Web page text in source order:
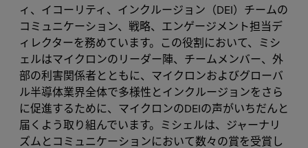
ィ、イコーリティ、インクルージョン（DEI）チームの
コミュニケーション、戦略、エンゲージメント担当デ
ィレクターを務めています。この役割において、ミシ
ェルはマイクロンのリーダー陣、チームメンバー、外
部の利害関係者とともに、マイクロンおよびグローバ
ル半導体業界全体で多様性とインクルージョンをさら
に促進するために、マイクロンのDEIの声がいちだんと
届くよう取り組んでいます。ミシェルは、ジャーナリ
ズムとコミュニケーションにおいて数々の賞を受賞し